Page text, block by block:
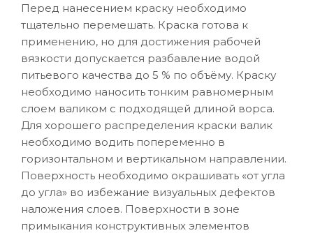
Перед нанесением краску необходимо
тщательно перемешать. Краска готова к
применению, но для достижения рабочей
вязкости допускается разбавление водой
питьевого качества до 5 % по объёму. Краску
необходимо наносить тонким равномерным
слоем валиком с подходящей длиной ворса.
Для хорошего распределения краски валик
необходимо водить попеременно в
горизонтальном и вертикальном направлении.
Поверхность необходимо окрашивать «от угла
до угла» во избежание визуальных дефектов
наложения слоев. Поверхности в зоне
примыкания конструктивных элементов